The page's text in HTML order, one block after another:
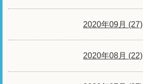
2020年09月 (27)
2020年08月 (22)